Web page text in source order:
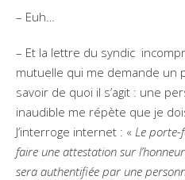
– Euh…
– Et la lettre du syndic
mutuelle qui me demande un
savoir de quoi il s’agit : une
inaudible me répète que je
J’interroge internet : « Le porte-
faire une attestation sur
sera authentifiée par une